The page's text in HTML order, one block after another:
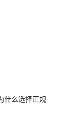
什么选择正规